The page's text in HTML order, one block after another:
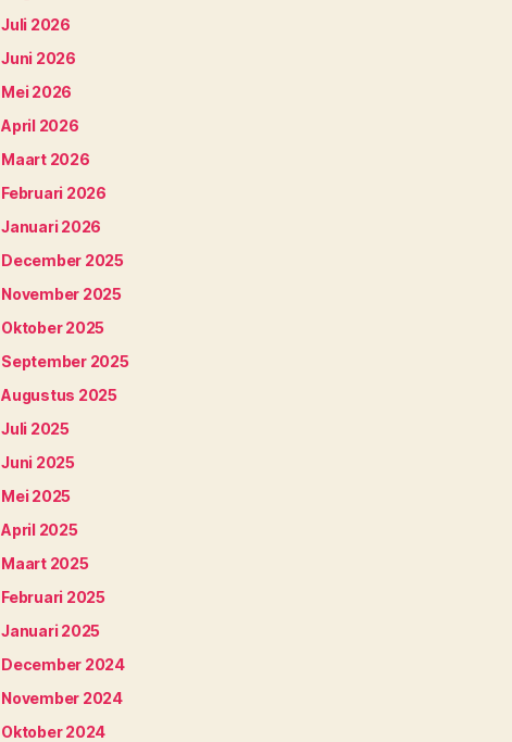
Juli 2026
Juni 2026
Mei 2026
April 2026
Maart 2026
Februari 2026
Januari 2026
December 2025
November 2025
Oktober 2025
September 2025
Augustus 2025
Juli 2025
Juni 2025
Mei 2025
April 2025
Maart 2025
Februari 2025
Januari 2025
December 2024
November 2024
Oktober 2024